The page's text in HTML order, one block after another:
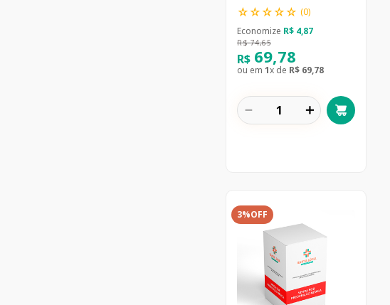
☆☆☆☆☆ (0)
Economize R$ 4,87
R$ 74,65
R$ 69,78
ou em 1x de R$ 69,78
＋
－
3%OFF